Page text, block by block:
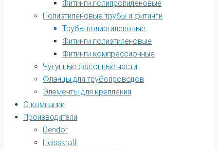
Фитинги полипропиленовые
Полиэтиленовые трубы и фитинги
Трубы полиэтиленовые
Фитинги полиэтиленовые
Фитинги компрессионные
Чугунные фасонные части
Фланцы для трубопроводов
Элементы для крепления
О компании
Производители
Dendor
Heisskraft